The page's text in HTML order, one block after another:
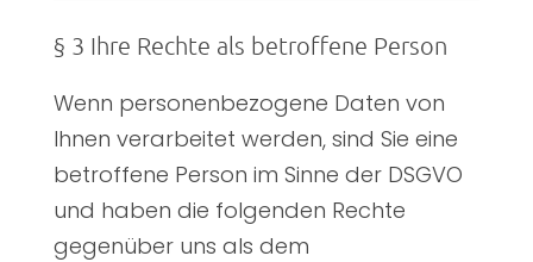
§ 3 Ihre Rechte als betroffene Person
Wenn personenbezogene Daten von
Ihnen verarbeitet werden, sind Sie eine
betroffene Person im Sinne der DSGVO
und haben die folgenden Rechte
gegenüber uns als dem